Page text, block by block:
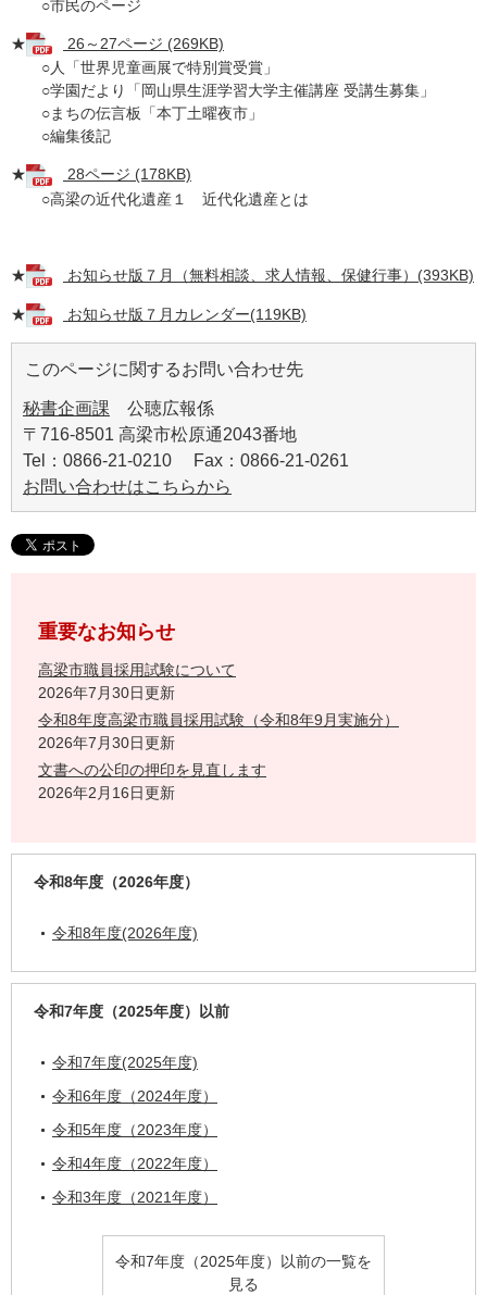
○市民のページ
★
26～27ページ (269KB)
○人「世界児童画展で特別賞受賞」
○学園だより「岡山県生涯学習大学主催講座 受講生募集」
○まちの伝言板「本丁土曜夜市」
○編集後記
★
28ページ (178KB)
○高梁の近代化遺産１ 近代化遺産とは
★ お知らせ版７月（無料相談、求人情報、保健行事）(393KB)
★ お知らせ版７月カレンダー(119KB)
このページに関するお問い合わせ先
秘書企画課 公聴広報係
〒716-8501 高梁市松原通2043番地
Tel：0866-21-0210 Fax：0866-21-0261
お問い合わせはこちらから
重要なお知らせ
高梁市職員採用試験について
2026年7月30日更新
令和8年度高梁市職員採用試験（令和8年9月実施分）
2026年7月30日更新
文書への公印の押印を見直します
2026年2月16日更新
令和8年度（2026年度）
令和8年度(2026年度)
令和7年度（2025年度）以前
令和7年度(2025年度)
令和6年度（2024年度）
令和5年度（2023年度）
令和4年度（2022年度）
令和3年度（2021年度）
令和7年度（2025年度）以前の一覧を
見る